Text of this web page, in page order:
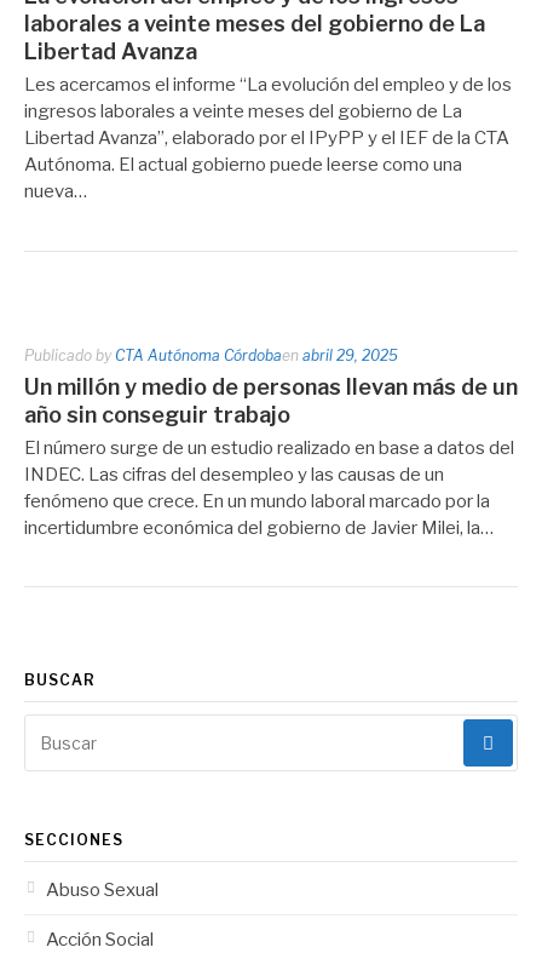
laborales a veinte meses del gobierno de La
Libertad Avanza
Les acercamos el informe “La evolución del empleo y de los
ingresos laborales a veinte meses del gobierno de La
Libertad Avanza”, elaborado por el IPyPP y el IEF de la CTA
Autónoma. El actual gobierno puede leerse como una
nueva…
Publicado by CTA Autónoma Córdobaen abril 29, 2025
Un millón y medio de personas llevan más de un
año sin conseguir trabajo
El número surge de un estudio realizado en base a datos del
INDEC. Las cifras del desempleo y las causas de un
fenómeno que crece. En un mundo laboral marcado por la
incertidumbre económica del gobierno de Javier Milei, la…
BUSCAR
SECCIONES
Abuso Sexual
Acción Social